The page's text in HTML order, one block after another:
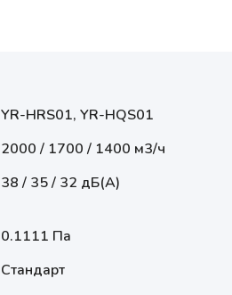
YR-HRS01, YR-HQS01
2000 / 1700 / 1400 м3/ч
38 / 35 / 32 дБ(А)
0.1111 Па
Стандарт